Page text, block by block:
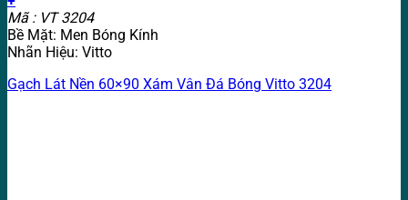
Mã : VT 3204
Bề Mặt: Men Bóng Kính
Nhãn Hiệu: Vitto
Gạch Lát Nền 60×90 Xám Vân Đá Bóng Vitto 3204